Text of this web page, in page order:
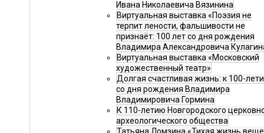
Ивана Николаевича Вязинина
Виртуальная выставка «Поэзия не
терпит лености, фальшивости не
признаёт: 100 лет со дня рождения
Владимира Александровича
Виртуальная выставка «Московский
художественный театр»
Долгая счастливая жизнь: к 100-
со дня рождения Владимира
Владимировича Гормина
К 110-летию Новгородского
археологического общества